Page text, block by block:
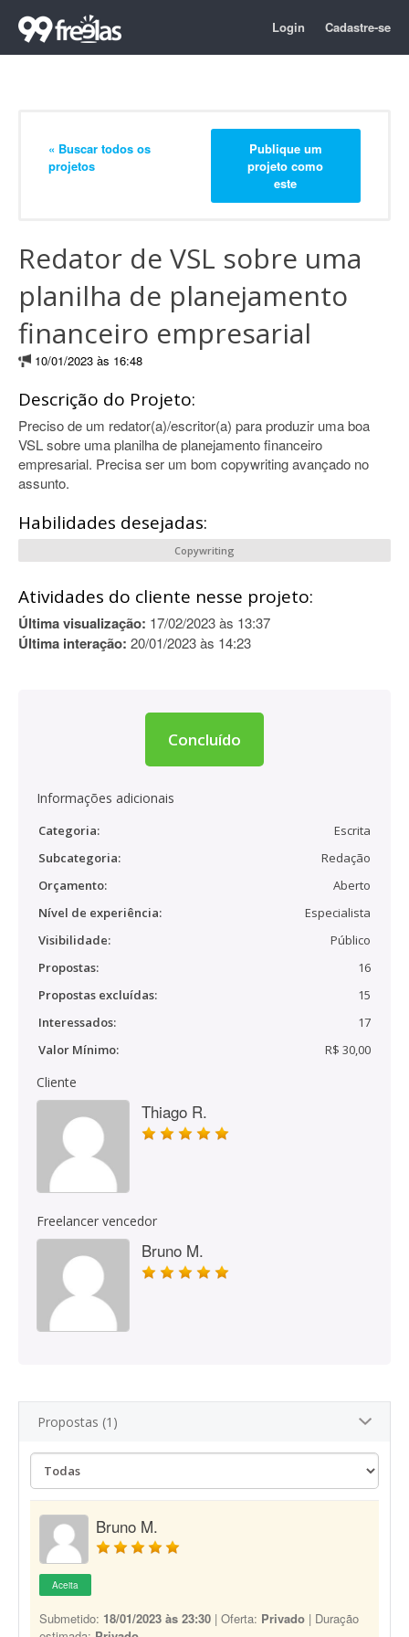
Login Cadastre-se
« Buscar todos os
projetos
Publique um
projeto como
este
Redator de VSL sobre uma
planilha de planejamento
financeiro empresarial
10/01/2023 às 16:48
Descrição do Projeto:
Preciso de um redator(a)/escritor(a) para produzir uma boa
VSL sobre uma planilha de planejamento financeiro
empresarial. Precisa ser um bom copywriting avançado no
assunto.
Habilidades desejadas:
Copywriting
Atividades do cliente nesse projeto:
Última visualização: 17/02/2023 às 13:37
Última interação: 20/01/2023 às 14:23
Concluído
Informações adicionais
Categoria:
Escrita
Subcategoria:
Redação
Orçamento:
Aberto
Nível de experiência:
Especialista
Visibilidade:
Público
Propostas:
16
Propostas excluídas:
15
Interessados:
17
Valor Mínimo:
R$ 30,00
Cliente
Thiago R.
Freelancer vencedor
Bruno M.
Propostas (1)
Bruno M.
Aceita
Submetido: 18/01/2023 às 23:30 | Oferta: Privado | Duração